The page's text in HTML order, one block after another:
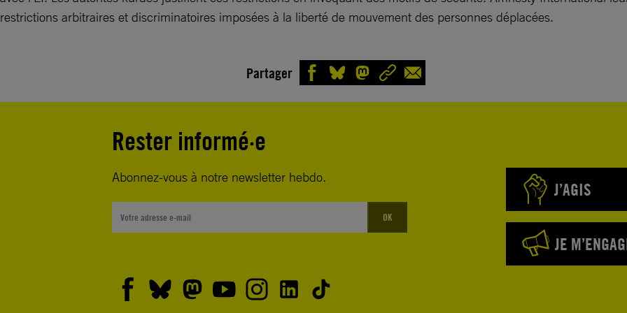
restrictions arbitraires et discriminatoires imposées à la liberté de mouvement des personnes déplacées.
Partager
Rester informé·e
Abonnez-vous à notre newsletter hebdo.
OK
J’AGIS
JE